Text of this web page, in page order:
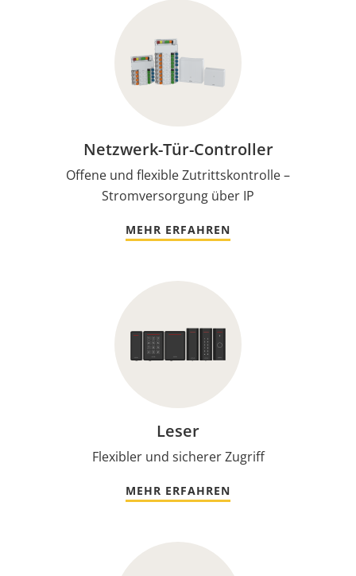
Netzwerk-Tür-Controller
Offene und flexible Zutrittskontrolle –
Stromversorgung über IP
MEHR ERFAHREN
Leser
Flexibler und sicherer Zugriff
MEHR ERFAHREN